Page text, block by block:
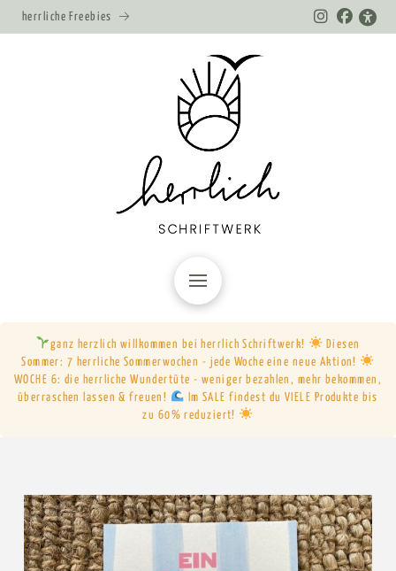
herrliche Freebies
ganz herzlich willkommen bei herrlich Schriftwerk!
Diesen
Sommer: 7 herrliche Sommerwochen - jede Woche eine neue Aktion!
WOCHE 6: die herrliche Wundertüte - weniger bezahlen, mehr bekommen,
überraschen lassen & freuen!
Im SALE findest du VIELE Produkte bis
zu 60% reduziert!